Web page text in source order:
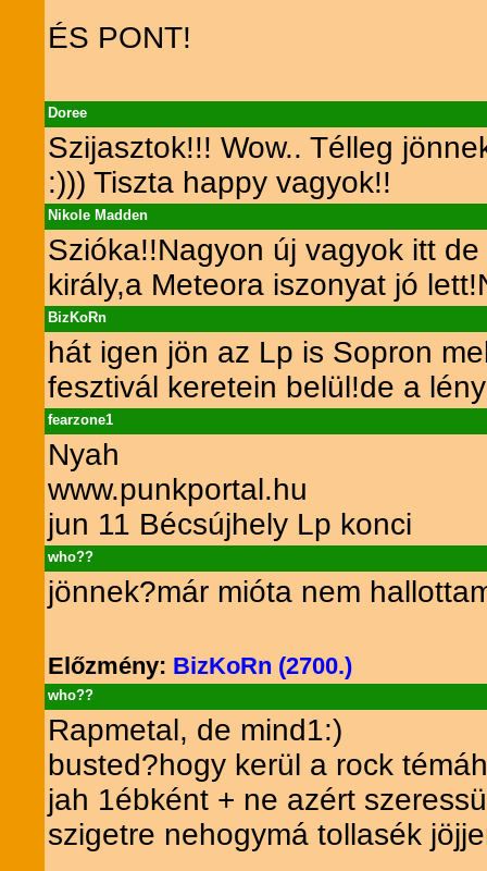
ÉS PONT!
Doree
Szijasztok!!! Wow.. Télleg
:))) Tiszta happy vagyok!!
Nikole Madden
Szióka!!Nagyon új vagyok itt
király,a Meteora iszonyat jó
BizKoRn
hát igen jön az Lp is Sopron
fesztivál keretein belül!de a
fearzone1
Nyah
www.punkportal.hu
jun 11 Bécsújhely Lp konci
who??
jönnek?már mióta nem
Előzmény: BizKoRn (2700.)
who??
Rapmetal, de mind1:)
busted?hogy kerül a rock
jah 1ébként + ne azért
szigetre nehogymá tollasék